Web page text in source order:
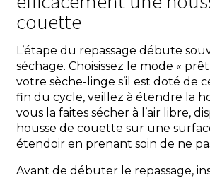
couette
L’étape du repassage débute
séchage. Choisissez le mode «
votre sèche-linge s’il est doté de
fin du cycle, veillez à étendre la
vous la faites sécher à l’air libre,
housse de couette sur une
étendoir en prenant soin de ne
Avant de débuter le repassage,